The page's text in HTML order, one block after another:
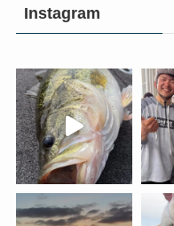
Instagram